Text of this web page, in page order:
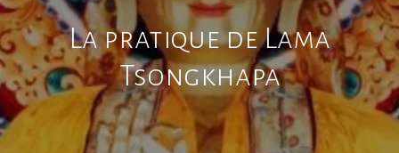
La pratique de Lama
Tsongkhapa